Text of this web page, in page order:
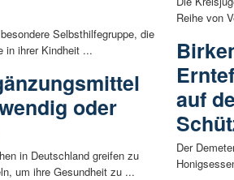
Selbsthilfegruppe, die
in ihrer Kindheit ...
oder
in Deutschland greifen zu
um ihre Gesundheit zu ...
Reihe von
auf
Der